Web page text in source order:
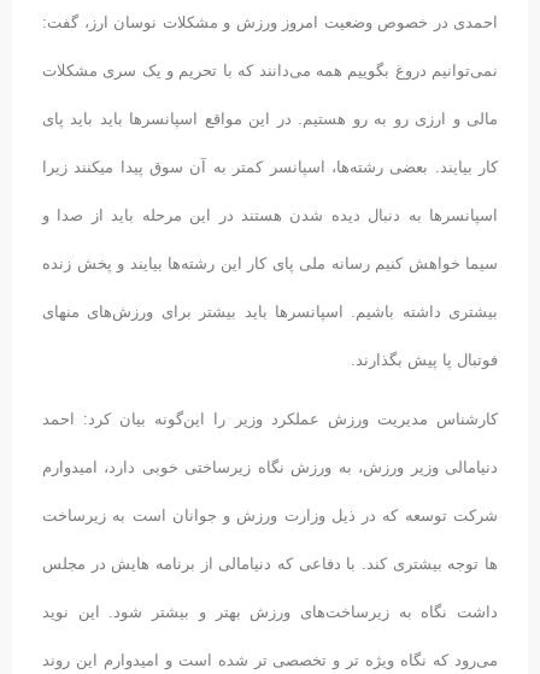
احمدی در خصوص وضعیت امروز ورزش و مشکلات نوسان ارز، گفت:
نمی‌توانیم دروغ بگوییم همه می‌دانند که با تحریم و یک سری مشکلات
مالی و ارزی رو به رو هستیم. در این مواقع اسپانسر‌ها باید باید پای
کار بیایند. بعضی رشته‌ها، اسپانسر کمتر به آن سوق پیدا میکنند زیرا
اسپانسر‌ها به دنبال دیده شدن هستند در این مرحله باید از صدا و
سیما خواهش کنیم رسانه ملی پای کار این رشته‌ها بیایند و پخش زنده
بیشتری داشته باشیم. اسپانسرها باید بیشتر برای ورزش‌های منهای
فوتبال پا پیش بگذارند.
کارشناس مدیریت ورزش عملکرد وزیر را این‌گونه بیان کرد: احمد
دنیامالی وزیر ورزش، به ورزش نگاه زیرساختی خوبی دارد، امیدوارم
شرکت توسعه که در ذیل وزارت ورزش و جوانان است به زیرساخت
ها توجه بیشتری کند. با دفاعی که دنیامالی از برنامه هایش در مجلس
داشت نگاه به زیرساخت‌های ورزش بهتر و بیشتر شود. این نوید
می‌رود که نگاه ویژه تر و تخصصی تر شده است و امیدوارم این روند